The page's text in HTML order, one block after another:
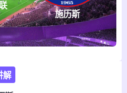
施历斯
解